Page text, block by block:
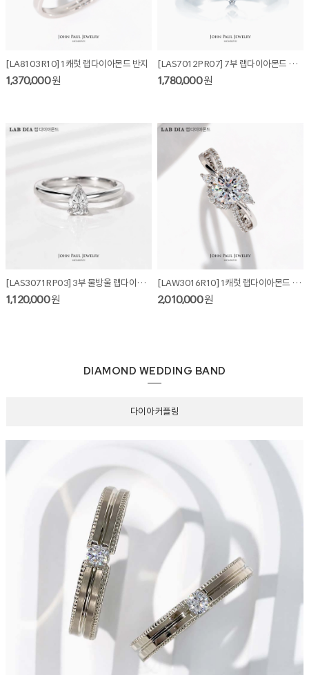
[LA8103R10] 1캐럿 랩다이아몬드 반지
1,370,000원
[LAS7012PR07] 7부 랩다이아몬드 반지 + 가드링
1,780,000원
[LAS3071RP03] 3부 물방울 랩다이아몬드 반지
1,120,000원
[LAW3016R10] 1캐럿 랩다이아몬드 반지
2,010,000원
DIAMOND WEDDING BAND
다이아 커플링